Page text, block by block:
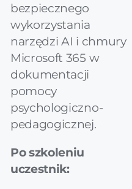
bezpiecznego
wykorzystania
narzędzi AI i chmury
Microsoft 365 w
dokumentacji
pomocy
psychologiczno-
pedagogicznej.
Po szkoleniu
uczestnik: